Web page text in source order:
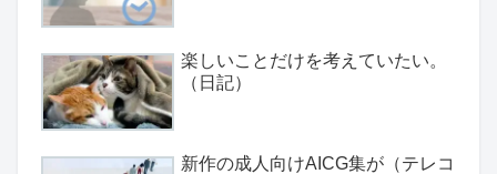
楽しいことだけを考えていたい。
（日記）
新作の成人向けAICG集が（テレコ